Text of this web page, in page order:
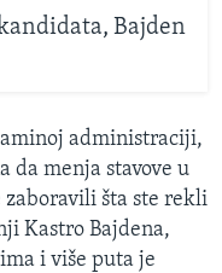
Bajden
administraciji,
da menja stavove u
zaboravili šta ste rekli
Kastro Bajdena,
i više puta je